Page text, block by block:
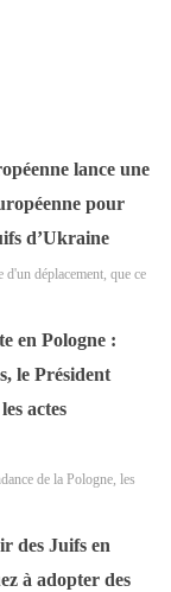
lance une
pour
d’Ukraine
déplacement, que ce
en Pologne :
le Président
actes
de la Pologne, les
des Juifs en
à adopter des